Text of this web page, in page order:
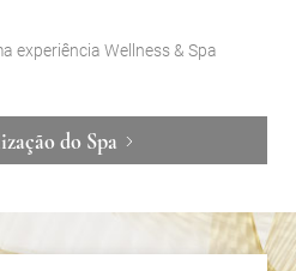
experiência Wellness & Spa
do Spa